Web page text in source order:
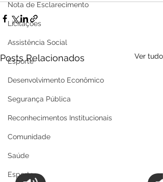
Nota de Esclarecimento
Licitações
Assistência Social
Esporte
Desenvolvimento Econômico
Segurança Pública
Reconhecimentos Institucionais
Comunidade
Saúde
Esporte
Posts Relacionados Ver tudo